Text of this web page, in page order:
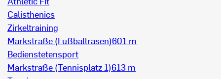
Calisthenics
Zirkeltraining
Markstraße (Fußballrasen)601 m
Bedienstetensport
Markstraße (Tennisplatz 1)613 m